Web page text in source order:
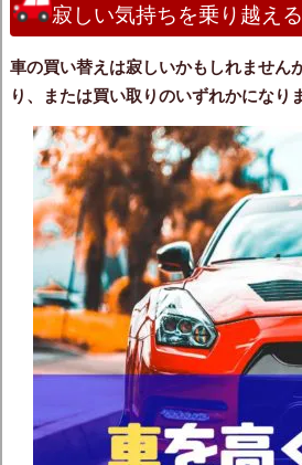
寂しい気持ちを乗り越え
車の買い替えは寂しいかもしれません
り、または買い取りのいずれかになり